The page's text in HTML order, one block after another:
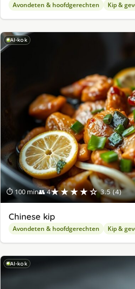
Avondeten & hoofdgerechten Kip &
AI-kok
⏱ 100 min👥 4★★★★☆ 3.5 (4)
Chinese kip
Avondeten & hoofdgerechten Kip &
AI-kok